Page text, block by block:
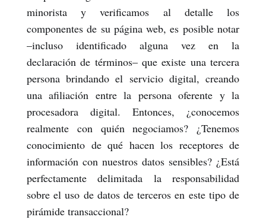
minorista y verificamos al detalle los
componentes de su página web, es posible notar
–incluso identificado alguna vez en la
declaración de términos– que existe una tercera
persona brindando el servicio digital, creando
una afiliación entre la persona oferente y la
procesadora digital. Entonces, ¿conocemos
realmente con quién negociamos? ¿Tenemos
conocimiento de qué hacen los receptores de
información con nuestros datos sensibles? ¿Está
perfectamente delimitada la responsabilidad
sobre el uso de datos de terceros en este tipo de
pirámide transaccional?